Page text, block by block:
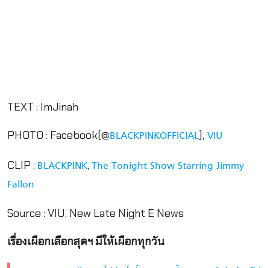
TEXT : ImJinah
PHOTO : Facebook(@BLACKPINKOFFICIAL), VIU
CLIP : BLACKPINK, The Tonight Show Starring Jimmy
Fallon
Source : VIU, New Late Night E News
เรื่องเผือกเลือกสุดฯ มีให้เผือกทุกวัน